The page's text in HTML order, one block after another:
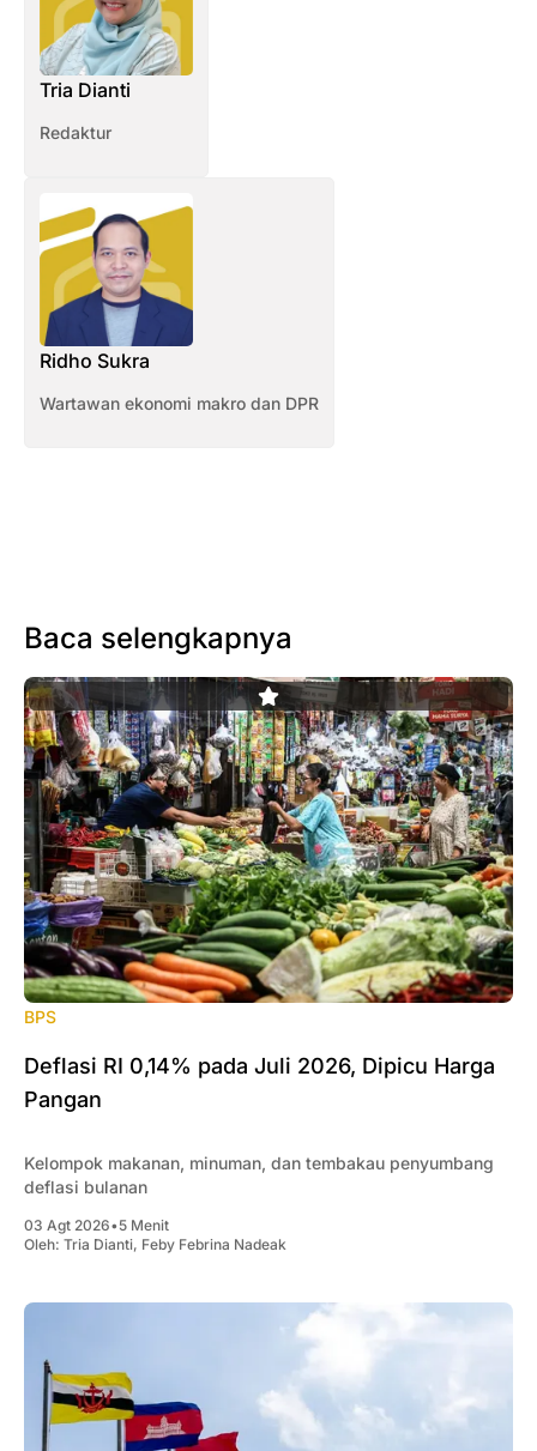
Tria Dianti
Redaktur
Ridho Sukra
Wartawan ekonomi makro dan DPR
Baca selengkapnya
BPS
Deflasi RI 0,14% pada Juli 2026, Dipicu Harga
Pangan
Kelompok makanan, minuman, dan tembakau penyumbang
deflasi bulanan
03 Agt 2026•5 Menit
Oleh: Tria Dianti, Feby Febrina Nadeak